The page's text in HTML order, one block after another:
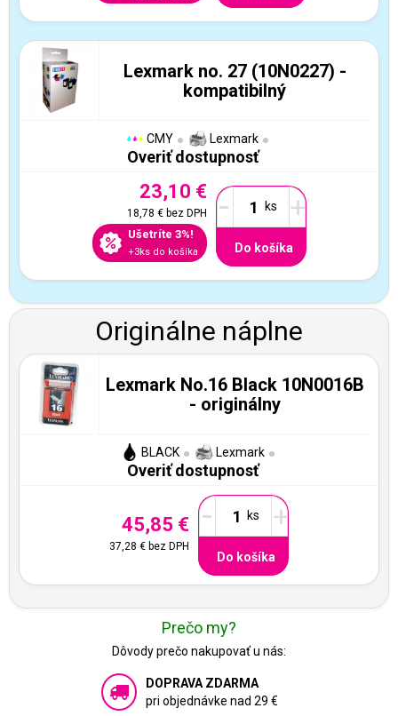
Lexmark no. 27 (10N0227) -
kompatibilný
CMY Lexmark
Overiť dostupnosť
23,10 €
18,78 €bez DPH
Ušetríte 3%!
+3ks do košíka
- +
Do košíka
Originálne náplne
Lexmark No.16 Black 10N0016B
- originálny
BLACK Lexmark
Overiť dostupnosť
45,85 €
37,28 € bez DPH
- +
Do košíka
Prečo my?
Dôvody prečo nakupovať u nás:
DOPRAVA ZDARMA
pri objednávke nad 29 €